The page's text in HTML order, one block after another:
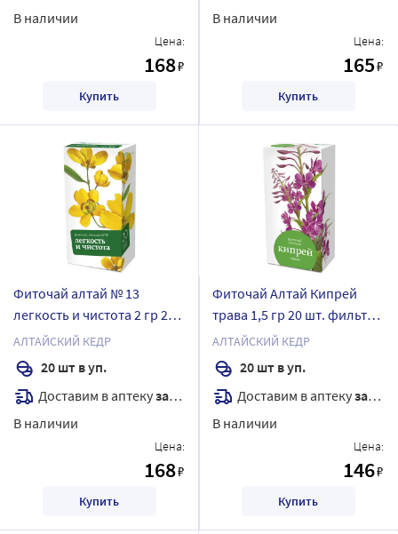
В наличии
Цена:
168₽
Купить
В наличии
Цена:
165₽
Купить
Фиточай алтай № 13
легкость и чистота 2 гр 20
шт.
АЛТАЙСКИЙ КЕДР
20 шт в уп.
Доставим в аптекузавтра
В наличии
Цена:
168₽
Купить
Фиточай Алтай Кипрей
трава 1,5 гр 20 шт. фильтр-
пакеты
АЛТАЙСКИЙ КЕДР
20 шт в уп.
Доставим в аптекузавтра
В наличии
Цена:
146₽
Купить